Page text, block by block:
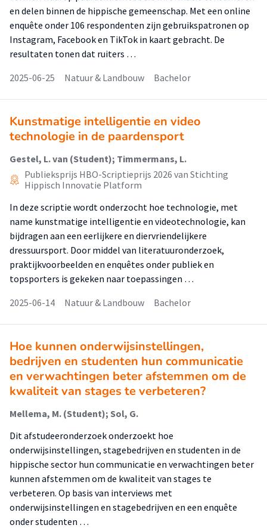
en delen binnen de hippische gemeenschap. Met een online
enquête onder 106 respondenten zijn gebruikspatronen op
Instagram, Facebook en TikTok in kaart gebracht. De
resultaten tonen dat ruiters …
2025-06-25
Natuur & Landbouw Bachelor
Kunstmatige intelligentie en video
technologie in de paardensport
Gestel, L. van (Student); Timmermans, L.
Publieksprijs HBO-Scriptieprijs 2026 van Stichting
Hippisch Innovatie Platform
In deze scriptie wordt onderzocht hoe technologie, met
name kunstmatige intelligentie en videotechnologie, kan
bijdragen aan een eerlijkere en diervriendelijkere
dressuursport. Door middel van literatuuronderzoek,
praktijkvoorbeelden en enquêtes onder publiek en
topsporters is gekeken naar toepassingen …
2025-06-14
Natuur & Landbouw Bachelor
Hoe kunnen onderwijsinstellingen,
bedrijven en studenten hun communicatie
en verwachtingen beter afstemmen om de
kwaliteit van stages te verbeteren?
Mellema, M. (Student); Sol, G.
Dit afstudeeronderzoek onderzoekt hoe
onderwijsinstellingen, stagebedrijven en studenten in de
hippische sector hun communicatie en verwachtingen beter
kunnen afstemmen om de kwaliteit van stages te
verbeteren. Op basis van interviews met
onderwijsinstellingen en stagebedrijven en een enquête
onder studenten …